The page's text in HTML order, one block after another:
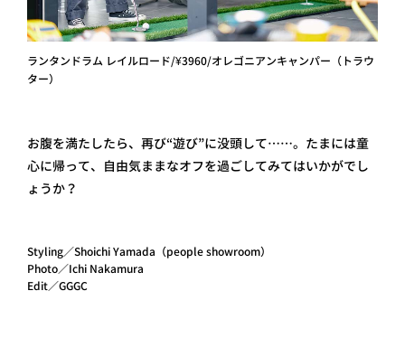
ランタンドラム レイルロード/¥3960/オレゴニアンキャンパー（トラウ
ター）
お腹を満たしたら、再び“遊び”に没頭して……。たまには童
心に帰って、自由気ままなオフを過ごしてみてはいかがでし
ょうか？
Styling／Shoichi Yamada（people showroom）
Photo／Ichi Nakamura
Edit／GGGC